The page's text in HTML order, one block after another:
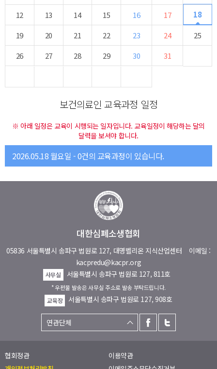
12
13 14 15 16 17 18
19 20 21 22 23 24
25
26
27 28 29 30 31
보건의료인 교육과정 일정
※ 아래 일정은 교육이 시행되는 일자입니다. 교육일정이 해당하는 달의
달력을 보셔야 합니다.
2026.05.18 월요일 - 0건의 교육과정이 있습니다.
대한심폐소생협회
05836 서울특별시 송파구 법원로 127, 대명벨리온 지식산업센터 이메일 :
kacpredu@kacpr.org
사무실 서울특별시 송파구 법원로 127, 811호
* 우편물 발송은 사무실 주소로 발송 부탁드립니다.
교육장
서울특별시 송파구 법원로 127, 908호
협회정관
이용약관